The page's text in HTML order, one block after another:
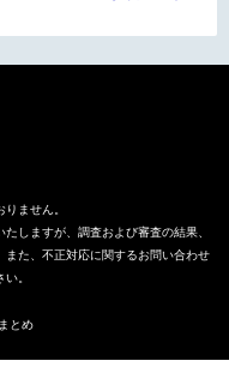
ません。
しますが、調査および審査の結果、
た、不正対応に関するお問い合わせ
。
とめ